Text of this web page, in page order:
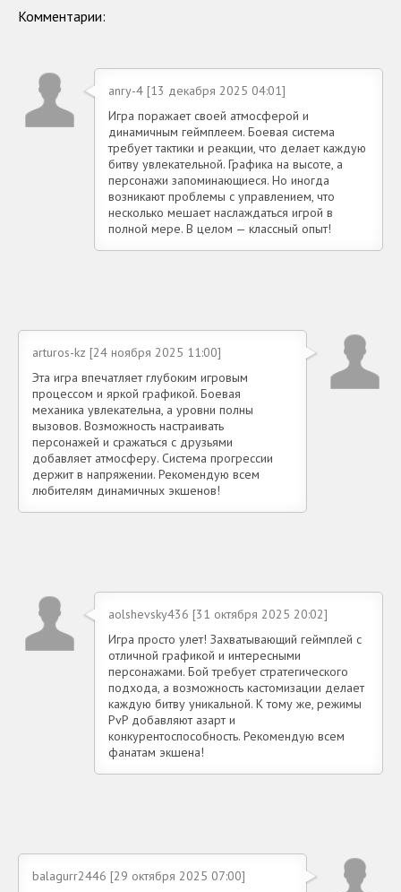
Комментарии:
anry-4 [13 декабря 2025 04:01]
Игра поражает своей атмосферой и
динамичным геймплеем. Боевая система
требует тактики и реакции, что делает каждую
битву увлекательной. Графика на высоте, а
персонажи запоминающиеся. Но иногда
возникают проблемы с управлением, что
несколько мешает наслаждаться игрой в
полной мере. В целом — классный опыт!
arturos-kz [24 ноября 2025 11:00]
Эта игра впечатляет глубоким игровым
процессом и яркой графикой. Боевая
механика увлекательна, а уровни полны
вызовов. Возможность настраивать
персонажей и сражаться с друзьями
добавляет атмосферу. Система прогрессии
держит в напряжении. Рекомендую всем
любителям динамичных экшенов!
aolshevsky436 [31 октября 2025 20:02]
Игра просто улет! Захватывающий геймплей с
отличной графикой и интересными
персонажами. Бой требует стратегического
подхода, а возможность кастомизации делает
каждую битву уникальной. К тому же, режимы
PvP добавляют азарт и
конкурентоспособность. Рекомендую всем
фанатам экшена!
balagurr2446 [29 октября 2025 07:00]